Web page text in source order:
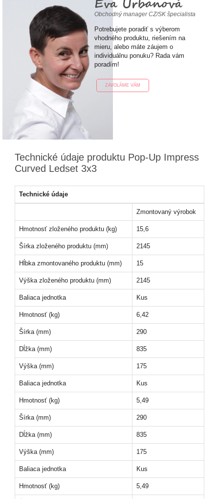
Eva Urbanová
Obchodný manager CZ/SK špecialista
Potrebujete poradiť s výberom
vhodného produktu, riešením na
mieru, alebo máte záujem o
individuálnu ponuku? Rada vám
poradím!
ZAVOLÁME VÁM
Technické údaje produktu Pop-Up Impress
Curved Ledset 3x3
Technické údaje
Zmontovaný výrobok
Hmotnosť zloženého produktu (kg) 15,6
Šírka zloženého produktu (mm) 2145
Hĺbka zmontovaného produktu (mm) 15
Výška zloženého produktu (mm) 2145
Baliaca jednotka Kus
Hmotnosť (kg) 6,42
Šírka (mm) 290
Dĺžka (mm) 835
Výška (mm) 175
Baliaca jednotka Kus
Hmotnosť (kg) 5,49
Šírka (mm) 290
Dĺžka (mm) 835
Výška (mm) 175
Baliaca jednotka Kus
Hmotnosť (kg) 5,49